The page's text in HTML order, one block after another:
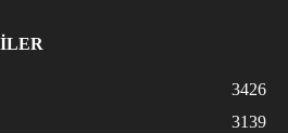
3426
3139